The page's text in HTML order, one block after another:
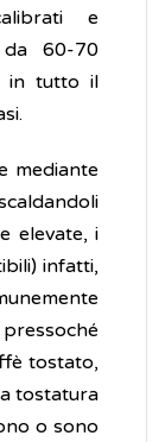
e
60-70
in tutto il
mediante
elevate, i
infatti,
tostato,
tostatura
o sono